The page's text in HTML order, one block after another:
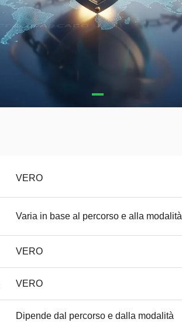
VERO
Varia in base al percorso e alla modalità
VERO
VERO
Dipende dal percorso e dalla modalità